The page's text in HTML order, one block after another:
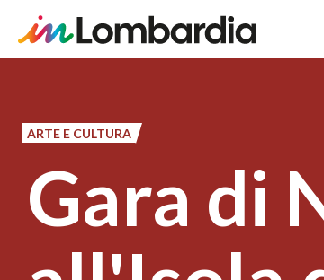
contenuto
principale
ARTE E CULTURA
Gara di